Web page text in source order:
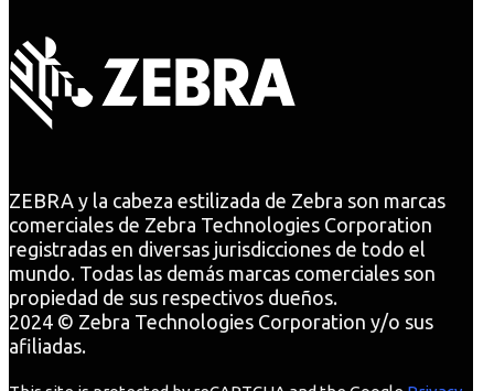
ZEBRA y la cabeza estilizada de Zebra son marcas
comerciales de Zebra Technologies Corporation
registradas en diversas jurisdicciones de todo el
mundo. Todas las demás marcas comerciales son
propiedad de sus respectivos dueños.
2024 © Zebra Technologies Corporation y/o sus
afiliadas.